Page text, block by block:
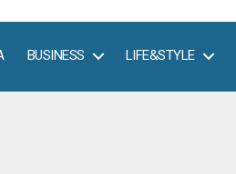
BUSINESS LIFE&STYLE